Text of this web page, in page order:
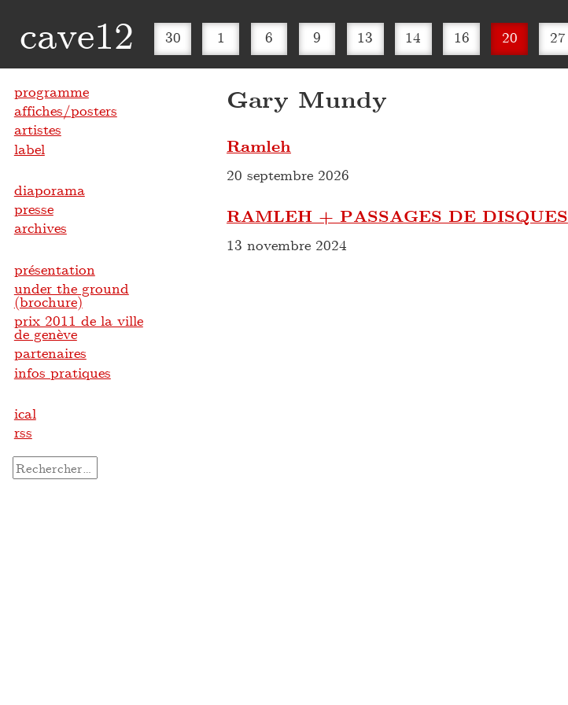
cave12 30 1 6 9 13 14 16 20 27
Gary Mundy
Ramleh
20 septembre 2026
RAMLEH + PASSAGES DE DISQUES
13 novembre 2024
programme
affiches/posters
artistes
label
diaporama
presse
archives
présentation
under the ground
(brochure)
prix 2011 de la ville
de genève
partenaires
infos pratiques
ical
rss
Rechercher :